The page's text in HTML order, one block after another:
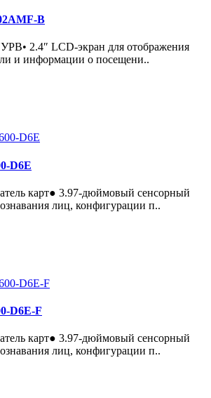
B
2.4″ LCD-экран для отображения
и информации о посещени..
D6E
карт● 3.97-дюймовый сенсорный
лиц, конфигурации п..
D6E-F
карт● 3.97-дюймовый сенсорный
лиц, конфигурации п..